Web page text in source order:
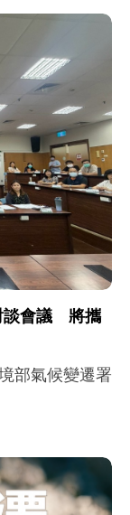
談會議 將攜
部氣候變遷署